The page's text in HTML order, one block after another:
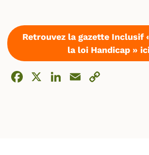
Retrouvez la gazette Inclusif
la loi Handicap »
Facebook
X LinkedIn
Email